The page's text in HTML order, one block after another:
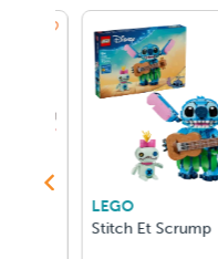
LEGO
La Station De Ghast